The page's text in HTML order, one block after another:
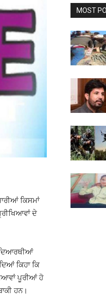
ਕਿਸਮਾਂ
ਦੇ
ਕਿਹਾ ਕਿ
ਪੂਰੀਆਂ ਹੋ
ਹਨ।
MOST